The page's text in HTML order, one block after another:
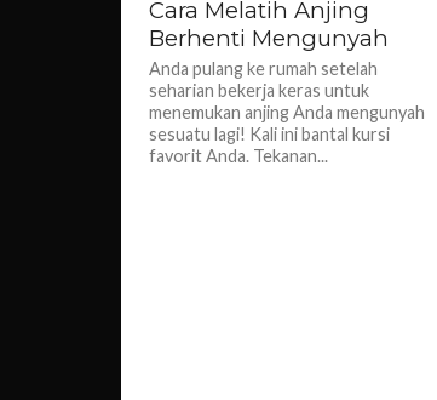
Cara Melatih Anjing
Berhenti Mengunyah
Anda pulang ke rumah setelah
seharian bekerja keras untuk
menemukan anjing Anda mengunyah
sesuatu lagi! Kali ini bantal kursi
favorit Anda. Tekanan...